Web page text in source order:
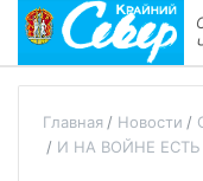
Главная Новости
И НА ВОЙНЕ